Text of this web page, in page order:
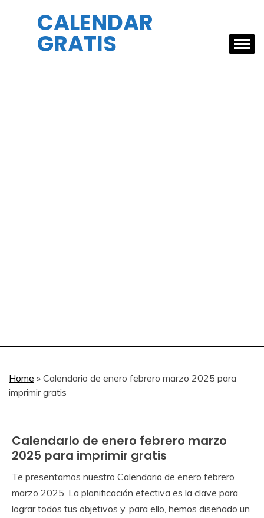
CALENDAR
GRATIS
Home » Calendario de enero febrero marzo 2025 para
imprimir gratis
Calendar
Gratis
Calendario de enero febrero marzo
2025 para imprimir gratis
21,
2024
Calendar
Te presentamos nuestro Calendario de enero febrero
marzo 2025. La planificación efectiva es la clave para
lograr todos tus objetivos y, para ello, hemos diseñado un